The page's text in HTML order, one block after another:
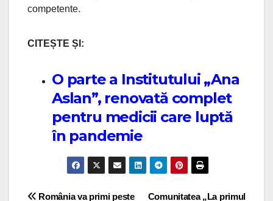
competente.
CITEȘTE ȘI:
O parte a Institutului „Ana
Aslan”, renovată complet
pentru medicii care luptă
în pandemie
Comunitatea „La primul
România va primi peste